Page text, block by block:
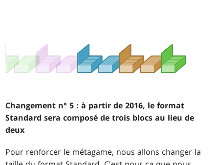
Changement n° 5 : à partir de 2016, le format
Standard sera composé de trois blocs au lieu de
deux
Pour renforcer le métagame, nous allons changer la